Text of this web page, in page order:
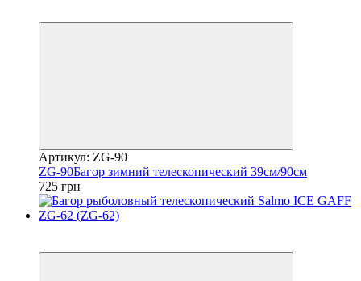
Артикул: ZG-90
ZG-90Багор зимний телескопический 39см/90см
725 грн